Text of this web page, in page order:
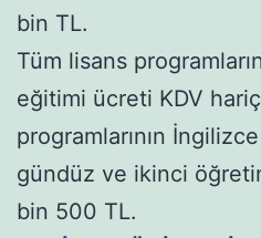
bin TL.
Tüm lisans
eğitimi ücreti KDV
programlarının
gündüz ve ikinci
bin 500 TL.